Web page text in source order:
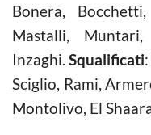
Bonera,
Mastalli,
Inzaghi.Squalificati
Sciglio, Rami,
Montolivo, El